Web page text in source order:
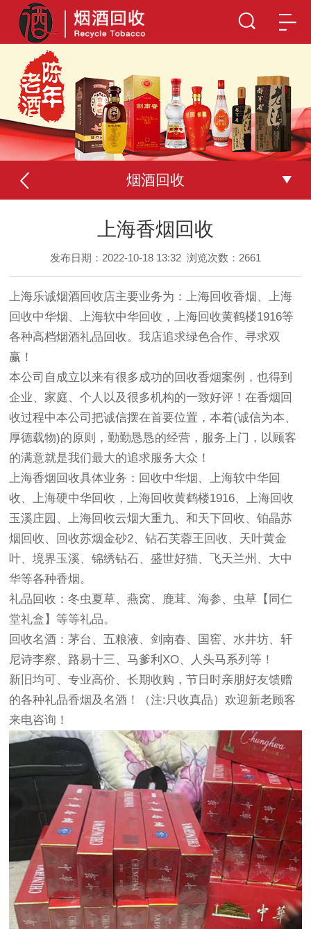
烟酒回收
上海香烟回收
发布日期：2022-10-18 13:32 浏览次数： 2661
上海乐诚烟酒回收店主要业务为：上海回收香烟、上海
回收中华烟、上海软中华回收，上海回收黄鹤楼1916等
各种高档烟酒礼品回收。我店追求绿色合作、寻求双
赢！
本公司自成立以来有很多成功的回收香烟案例，也得到
企业、家庭、个人以及很多机构的一致好评！在香烟回
收过程中本公司把诚信摆在首要位置，本着(诚信为本、
厚德载物)的原则，勤勤恳恳的经营，服务上门，以顾客
的满意就是我们最大的追求服务大众！
上海香烟回收具体业务：回收中华烟、上海软中华回
收、上海硬中华回收，上海回收黄鹤楼1916、上海回收
玉溪庄园、上海回收云烟大重九、和天下回收、铂晶苏
烟回收、回收苏烟金砂2、钻石芙蓉王回收、天叶黄金
叶、境界玉溪、锦绣钻石、盛世好猫、飞天兰州、大中
华等各种香烟。
礼品回收：冬虫夏草、燕窝、鹿茸、海参、虫草【同仁
堂礼盒】等等礼品。
回收名酒：茅台、五粮液、剑南春、国窖、水井坊、轩
尼诗李察、路易十三、马爹利XO、人头马系列等！
新旧均可、专业高价、长期收购，节日时亲朋好友馈赠
的各种礼品香烟及名酒！（注:只收真品）欢迎新老顾客
来电咨询！